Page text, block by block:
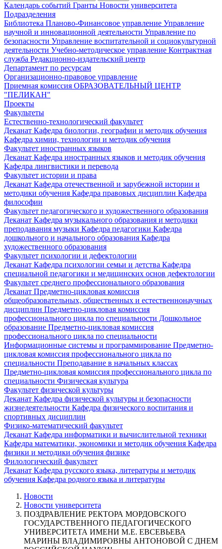
Календарь событий Гранты Новости университета
Подразделения
Библиотека Планово-Финансовое управление Управление
научной и инновационной деятельности Управление по
безопасности Управление воспитательной и социокультурной
деятельности Учебно-методическое управление Контрактная
служба Редакционно-издательский центр
Департамент по ресурсам
Организационно-правовое управление
Приемная комиссия ОБРАЗОВАТЕЛЬНЫЙ ЦЕНТР
"ПЕЛИКАН"
Проекты
Факультеты
Естественно-технологический факультет
Деканат Кафедра биологии, географии и методик обучения
Кафедра химии, технологии и методик обучения
Факультет иностранных языков
Деканат Кафедра иностранных языков и методик обучения
Кафедра лингвистики и перевода
Факультет истории и права
Деканат Кафедра отечественной и зарубежной истории и
методики обучения Кафедра правовых дисциплин Кафедра
философии
Факультет педагогического и художественного образования
Деканат Кафедра музыкального образования и методики
преподавания музыки Кафедра педагогики Кафедра
дошкольного и начального образования Кафедра
художественного образования
Факультет психологии и дефектологии
Деканат Кафедра психологии семьи и детства Кафедра
специальной педагогики и медицинских основ дефектологии
Факультет среднего профессионального образования
Деканат Предметно-цикловая комиссия
общеобразовательных, общественных и естественнонаучных
дисциплин Предметно-цикловая комиссия
профессионального цикла по специальности Дошкольное
образование Предметно-цикловая комиссия
профессионального цикла по специальности
Информационные системы и программирование Предметно-
цикловая комиссия профессионального цикла по
специальности Преподавание в начальных классах
Предметно-цикловая комиссия профессионального цикла по
специальности Физическая культура
Факультет физической культуры
Деканат Кафедра физической культуры и безопасности
жизнедеятельности Кафедра физического воспитания и
спортивных дисциплин
Физико-математический факультет
Деканат Кафедра информатики и вычислительной техники
Кафедра математики, экономики и методик обучения Кафедра
физики и методики обучения физике
Филологический факультет
Деканат Кафедра русского языка, литературы и методик
обучения Кафедра родного языка и литературы
Новости
Новости университета
ПОЗДРАВЛЕНИЕ РЕКТОРА МОРДОВСКОГО
ГОСУДАРСТВЕННОГО ПЕДАГОГИЧЕСКОГО
УНИВЕРСИТЕТА ИМЕНИ М.Е. ЕВСЕВЬЕВА
МАРИНЫ ВЛАДИМИРОВНЫ АНТОНОВОЙ С ДНЕМ